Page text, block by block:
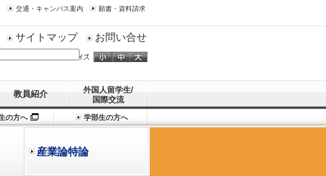
交通・キャンパス案内 願書・資料請求
サイトマップ お問い合せ
教員紹介
外国人留学生/
国際交流
の方へ 学部生の方へ
産業論特論